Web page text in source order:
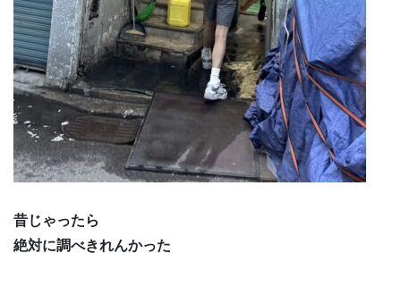
昔じゃったら
絶対に調べきれんかった